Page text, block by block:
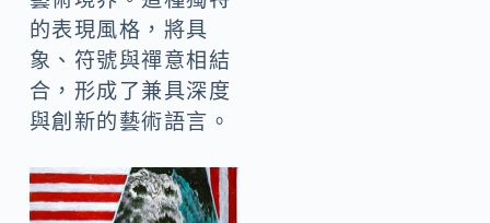
的表現風格，將具
象、符號與禪意相結
合，形成了兼具深度
與創新的藝術語言。